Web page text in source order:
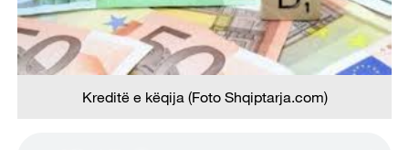
Kreditë e këqija (Foto Shqiptarja.com)